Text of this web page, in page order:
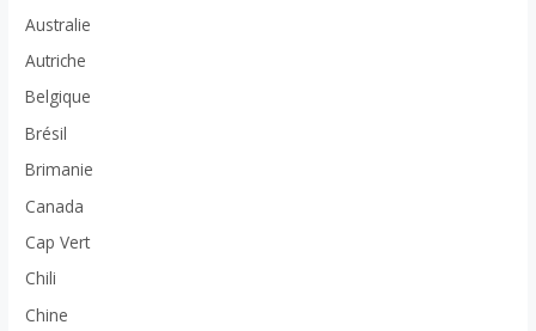
Australie
Autriche
Belgique
Brésil
Brimanie
Canada
Cap Vert
Chili
Chine